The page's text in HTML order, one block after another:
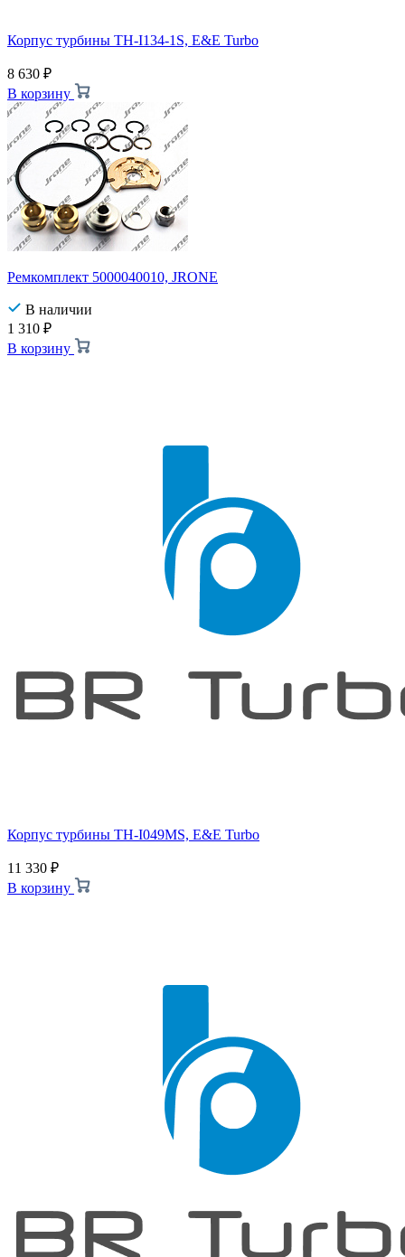
Корпус турбины TH-I134-1S, E&E Turbo
8 630 ₽
В корзину
Ремкомплект 5000040010, JRONE
В наличии
1 310 ₽
В корзину
Корпус турбины TH-I049MS, E&E Turbo
11 330 ₽
В корзину